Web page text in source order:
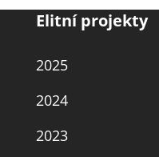
Elitní projekty
2025
2024
2023